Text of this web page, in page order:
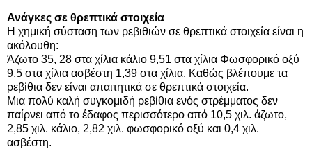
Ανάγκες σε θρεπτικά στοιχεία
Η χημική σύσταση των ρεβιθιών σε θρεπτικά στοιχεία είναι η
ακόλουθη:
Άζωτο 35, 28 στα χίλια κάλιο 9,51 στα χίλια Φωσφορικό οξύ
9,5 στα χίλια ασβέστη 1,39 στα χίλια. Καθώς βλέπουμε τα
ρεβίθια δεν είναι απαιτητικά σε θρεπτικά στοιχεία.
Μια πολύ καλή συγκομιδή ρεβίθια ενός στρέμματος δεν
παίρνει από το έδαφος περισσότερο από 10,5 χιλ. άζωτο,
2,85 χιλ. κάλιο, 2,82 χιλ. φωσφορικό οξύ και 0,4 χιλ.
ασβέστη.